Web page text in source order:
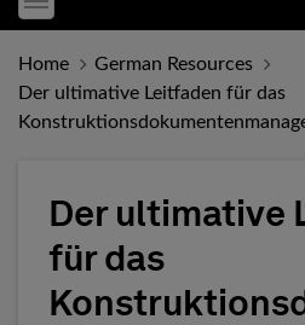
Toggle menubar
Home
German Resources
Der ultimative Leitfaden für das
Der ultimative
für das